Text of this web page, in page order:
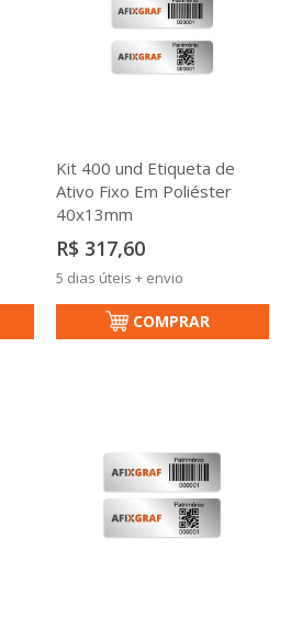
Kit 400 und Etiqueta de
Ativo Fixo Em Poliéster
40x13mm
R$ 317,60
5 dias úteis + envio
COMPRAR